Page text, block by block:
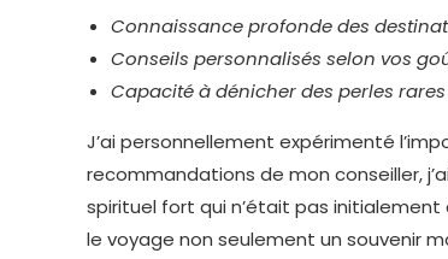
Connaissance profonde des
Conseils personnalisés selon vos
Capacité à dénicher des perles rares
J’ai personnellement expérimenté
recommandations de mon conseiller,
spirituel fort qui n’était pas initialement
le voyage non seulement un souvenir